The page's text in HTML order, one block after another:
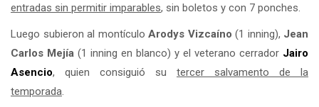
entradas sin permitir imparables, sin boletos y con 7 ponches.
Luego subieron al montículo Arodys Vizcaíno (1 inning), Jean
Carlos Mejía (1 inning en blanco) y el veterano cerrador Jairo
Asencio, quien consiguió su tercer salvamento de la
temporada